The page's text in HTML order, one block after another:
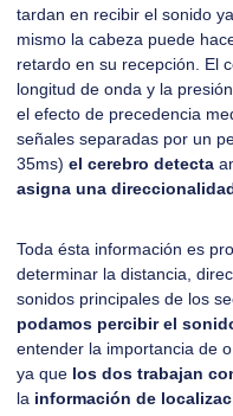
tardan en recibir el sonido
mismo la cabeza puede
retardo en su recepción. El
longitud de onda y la
el efecto de precedencia
señales separadas por un
35ms) el cerebro detecta
asigna una
Toda ésta información es
determinar la distancia,
sonidos principales de los
podamos percibir el
entender la importancia de
ya que los dos trabajan
la información de